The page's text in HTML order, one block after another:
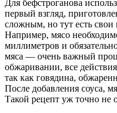
Для бефстроганова
первый взгляд,
сложным, но тут есть
Например, мясо
миллиметров и
мяса — очень важный
обжаривании, все
так как говядина,
После добавления соуса,
Такой рецепт уж точно не